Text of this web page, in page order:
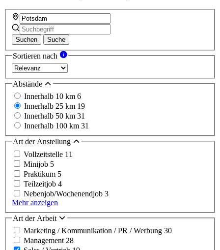
Suchen Suche
Sortieren nach
Abstände
Innerhalb 10 km 6
Innerhalb 25 km 19
Innerhalb 50 km 31
Innerhalb 100 km 31
Art der Anstellung
Vollzeitstelle 11
Minijob 5
Praktikum 5
Teilzeitjob 4
Nebenjob/Wochenendjob 3
Mehr anzeigen
Art der Arbeit
Marketing / Kommunikation / PR / Werbung 30
Management28